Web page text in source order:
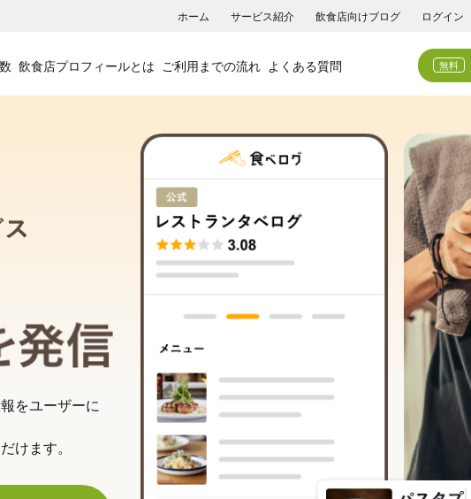
ホーム サービス紹介 飲食店向けブログ ログイン
飲食店プロフィールとは ご利用までの流れ よくある質問 無料
飲食店プロフィールサービス
食べログでお店の情報を発信
をユーザーに
けます。